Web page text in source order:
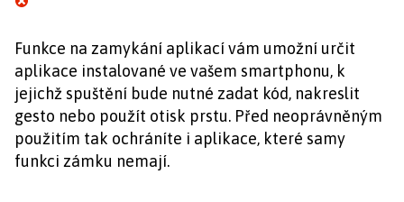
Funkce na zamykání aplikací vám umožní určit
aplikace instalované ve vašem smartphonu, k
jejichž spuštění bude nutné zadat kód, nakreslit
gesto nebo použít otisk prstu. Před neoprávněným
použitím tak ochráníte i aplikace, které samy
funkci zámku nemají.